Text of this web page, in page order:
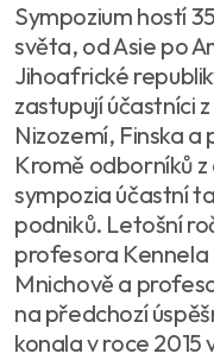
Sympozium hostí
světa, od Asie po
Jihoafrické
zastupují účastníci
Nizozemí, Finska
Kromě odborníků
sympozia účastní
podniků. Letošní
profesora Kennela
Mnichově a
na předchozí
konala v roce 2015